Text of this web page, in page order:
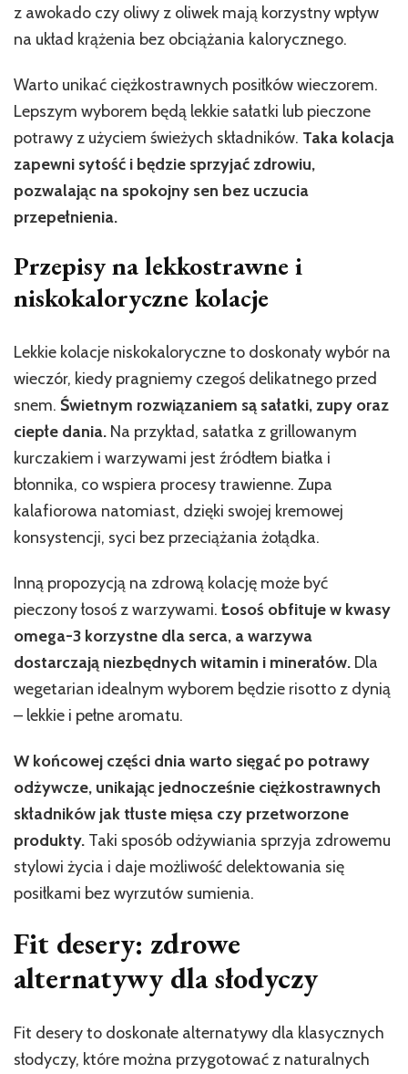
z awokado czy oliwy z oliwek mają korzystny wpływ
na układ krążenia bez obciążania kalorycznego.
Warto unikać ciężkostrawnych posiłków wieczorem.
Lepszym wyborem będą lekkie sałatki lub pieczone
potrawy z użyciem świeżych składników. Taka kolacja
zapewni sytość i będzie sprzyjać zdrowiu,
pozwalając na spokojny sen bez uczucia
przepełnienia.
Przepisy na lekkostrawne i
niskokaloryczne kolacje
Lekkie kolacje niskokaloryczne to doskonały wybór na
wieczór, kiedy pragniemy czegoś delikatnego przed
snem. Świetnym rozwiązaniem są sałatki, zupy oraz
ciepłe dania. Na przykład, sałatka z grillowanym
kurczakiem i warzywami jest źródłem białka i
błonnika, co wspiera procesy trawienne. Zupa
kalafiorowa natomiast, dzięki swojej kremowej
konsystencji, syci bez przeciążania żołądka.
Inną propozycją na zdrową kolację może być
pieczony łosoś z warzywami. Łosoś obfituje w kwasy
omega-3 korzystne dla serca, a warzywa
dostarczają niezbędnych witamin i minerałów. Dla
wegetarian idealnym wyborem będzie risotto z dynią
– lekkie i pełne aromatu.
W końcowej części dnia warto sięgać po potrawy
odżywcze, unikając jednocześnie ciężkostrawnych
składników jak tłuste mięsa czy przetworzone
produkty. Taki sposób odżywiania sprzyja zdrowemu
stylowi życia i daje możliwość delektowania się
posiłkami bez wyrzutów sumienia.
Fit desery: zdrowe
alternatywy dla słodyczy
Fit desery to doskonałe alternatywy dla klasycznych
słodyczy, które można przygotować z naturalnych